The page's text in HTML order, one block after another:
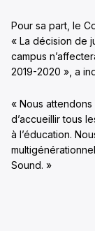
Pour sa part, le
« La décision de
campus
2019-2020 », a
« Nous
d’accueillir tous
à l’éducation.
Sound. »